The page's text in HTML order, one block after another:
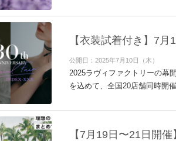
【衣装試着付き】7
公開日：2025年7月10日（木）
2025ラヴィファクトリーの幕
を込めて、全国20店舗同時開
【7月19日〜21日開